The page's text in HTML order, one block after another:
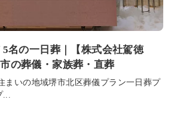
名の一日葬｜【株式会社駕徳
の葬儀・家族葬・直葬
まいの地域堺市北区葬儀プラン一日葬プ
...